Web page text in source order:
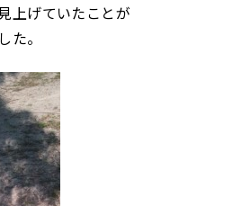
上げていたことが
た。